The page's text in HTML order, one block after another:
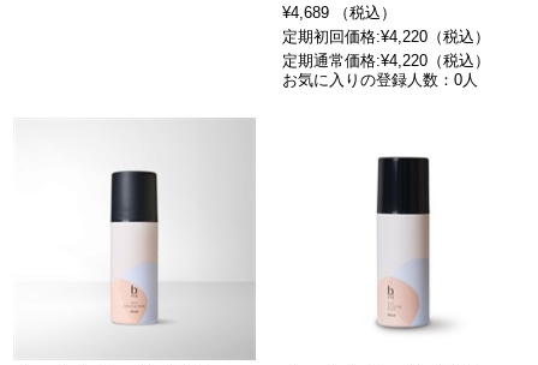
¥4,689 （税込）
定期初回価格:¥4,220（税込）
定期通常価格:¥4,220（税込）
お気に入りの登録人数：0人